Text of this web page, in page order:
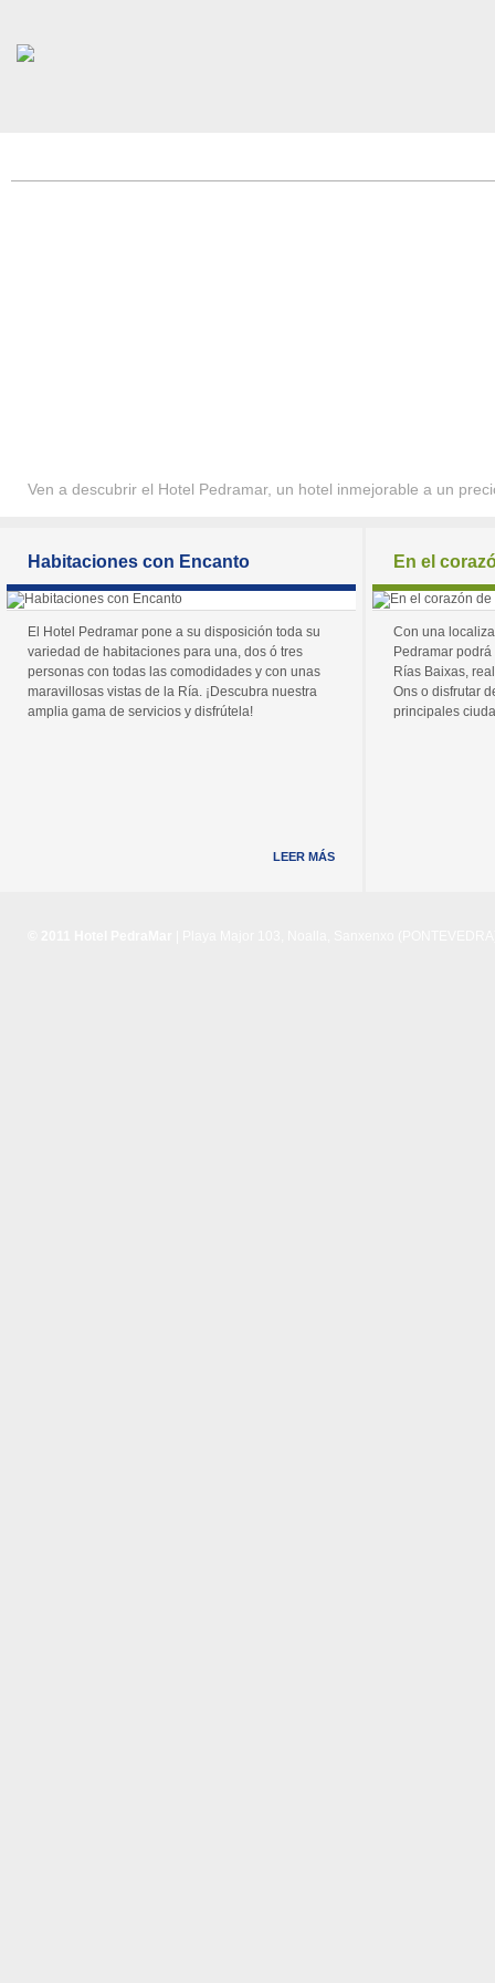
Ven a descubrir el Hotel Pedramar, un hotel inmejorable a un
Habitaciones con Encanto
El Hotel Pedramar pone a su disposición toda su
variedad de habitaciones para una, dos ó tres
personas con todas las comodidades y con unas
maravillosas vistas de la Ría. ¡Descubra nuestra
amplia gama de servicios y disfrútela!
LEER MÁS
En el
Con una
Pedramar
Rías Baixas,
Ons o disfrutar
principales